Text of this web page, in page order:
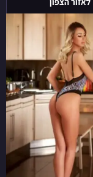
הכי
עדינה
שבה
לאזור
הצפון